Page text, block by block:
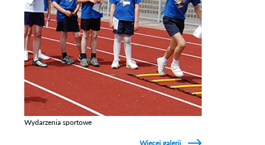
Wydarzenia sportowe
Więcej galerii